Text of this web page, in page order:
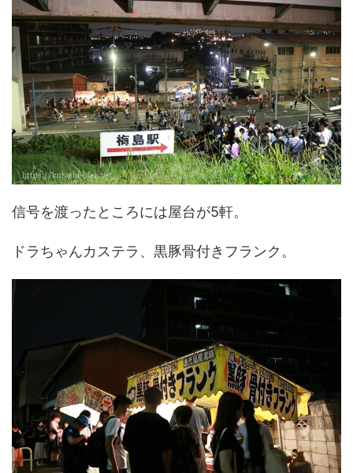
信号を渡ったところには屋台が5軒。
ドラちゃんカステラ、黒豚骨付きフランク。